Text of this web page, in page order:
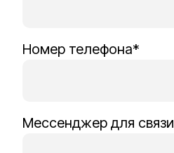
Номер телефона*
Мессенджер для связи